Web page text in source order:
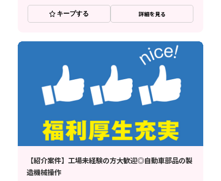
キープする 詳細を見る
【紹介案件】工場未経験の方大歓迎◎自動車部品の製
造機械操作